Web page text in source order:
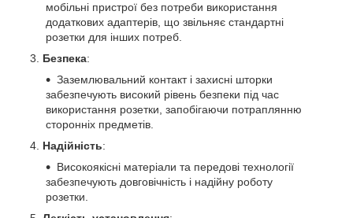
мобільні пристрої без потреби використання
додаткових адаптерів, що звільняє стандартні
розетки для інших потреб.
Безпека:
Заземлювальний контакт і захисні шторки
забезпечують високий рівень безпеки під час
використання розетки, запобігаючи потраплянню
сторонніх предметів.
Надійність:
Високоякісні матеріали та передові технології
забезпечують довговічність і надійну роботу
розетки.